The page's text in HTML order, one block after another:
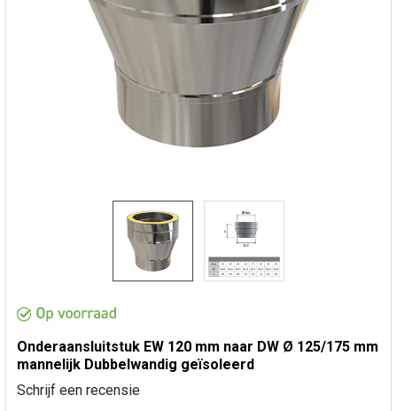
Onderaansluitstuk EW 120 mm naar DW Ø 125/175 mm
mannelijk Dubbelwandig geïsoleerd
Schrijf een recensie